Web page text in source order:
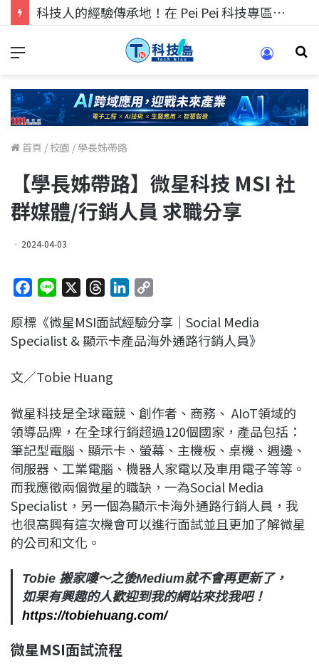
科技人的經驗傳承地！在 Pei Pei 科技專區，與學弟妹交流最硬核的技術
首頁 / 校園 / 學長姊帶路
【學長姊帶路】微星科技 MSI 社
群媒體/行銷人員 求職分享
2024-04-03
c
e
o
k
n
e
r
e
d
n
k
n
p
y
k
原標《微星MSI面試經驗分享｜Social Media
Specialist & 顯示卡產品海外通路行銷人員》
文／Tobie Huang
微星科技是全球電競、創作者、商務、 AIoT領域的
領導品牌，在全球行銷超過120個國家，產品包括：
筆記型電腦、顯示卡、螢幕、主機板、桌機、週邊、
伺服器、工業電腦、機器人家電以及車用電子等等。
而我應徵兩個微星的職缺，一為Social Media
Specialist，另一個為顯示卡海外通路行銷人員，我
也很高興有這次機會可以進行面試並且更加了解微星
的公司和文化。
Tobie 搬家嘍～之後Medium就不會再更新了，
如果有興趣的人歡迎到我的網站來找我吧！
https://tobiehuang.com/
微星MSI面試流程